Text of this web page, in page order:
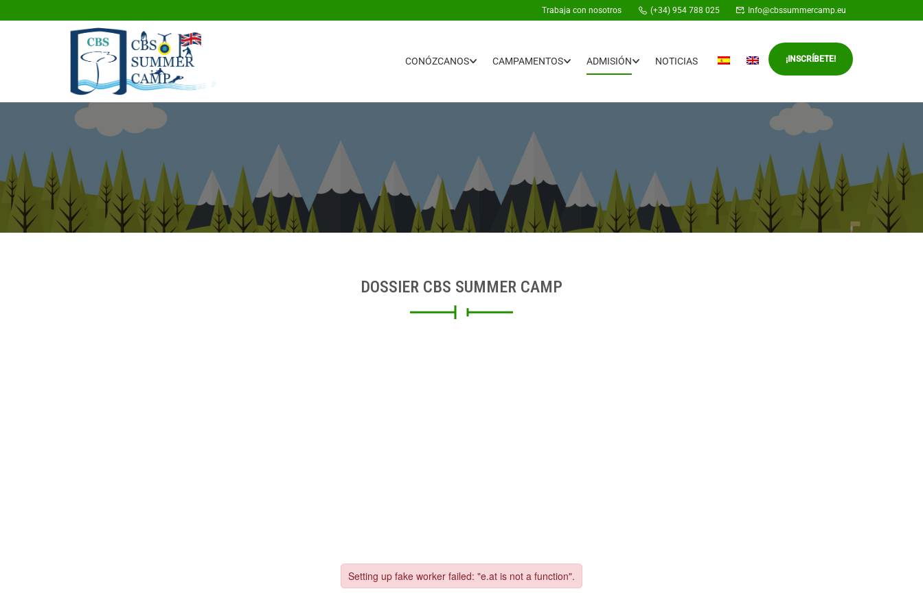
Trabaja con nosotros (+34) 954 788 025 Info@cbssummercamp.eu
CONÓZCANOS CAMPAMENTOS ADMISIÓN NOTICIAS ¡INSCRÍBETE!
DOSSIER CBS SUMMER CAMP